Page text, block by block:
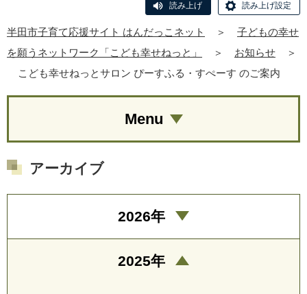
読み上げ 読み上げ設定
半田市子育て応援サイト はんだっこネット ＞
子どもの幸せ
を願うネットワーク「こども幸せねっと」
＞ お知らせ
＞
こども幸せねっとサロン ぴーすふる・すぺーす のご案内
Menu
アーカイブ
2026年
2025年